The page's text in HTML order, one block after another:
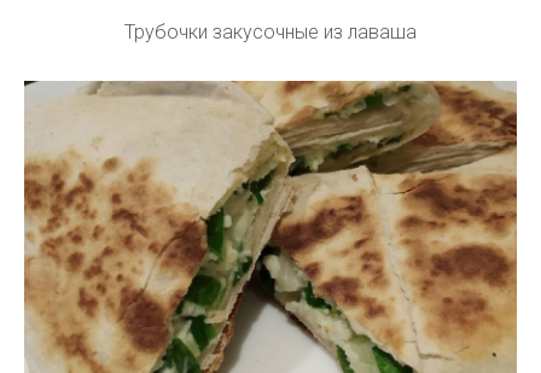
Трубочки закусочные из лаваша